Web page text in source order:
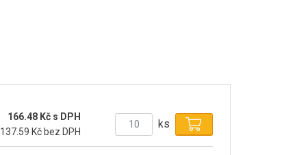
166.48 Kč s DPH
137.59 Kč bez DPH
ks